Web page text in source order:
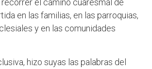
en las familias, en las parroquias,
y en las comunidades
hizo suyas las palabras del